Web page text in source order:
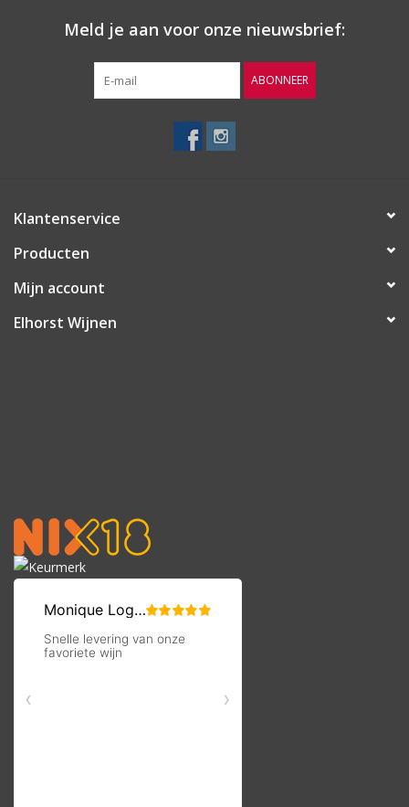
WijnberichtenMeld je aan voor onze nieuwsbrief:
ABONNEER
Klantenservice
Producten
Mijn account
Elhorst Wijnen